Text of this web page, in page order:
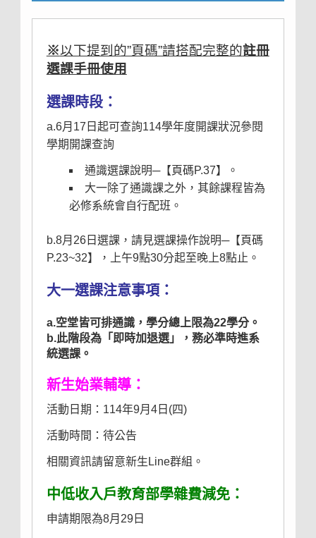
※以下提到的”頁碼”請搭配完整的註冊
選課手冊使用
選課時段：
a.6月17日起可查詢114學年度開課狀況參閱
學期開課查詢
通識選課說明─【頁碼P.37】。
大一除了通識課之外，其餘課程皆為
必修系統會自行配班。
b.8月26日選課，請見選課操作說明─【頁碼
P.23~32】，上午9點30分起至晚上8點止。
大一選課注意事項：
a.空堂皆可排通識，學分總上限為22學分。
b.此階段為「即時加退選」，務必準時進系
統選課。
新生始業輔導：
活動日期：114年9月4日(四)
活動時間：待公告
相關資訊請留意新生Line群組。
中低收入戶教育部學雜費減免：
申請期限為8月29日